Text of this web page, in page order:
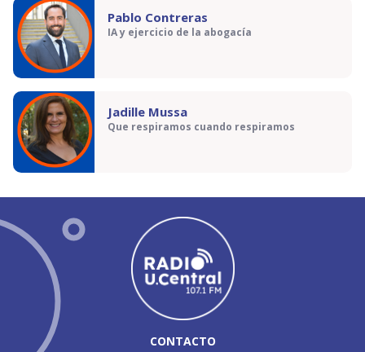
Pablo Contreras
IA y ejercicio de la abogacía
Jadille Mussa
Que respiramos cuando respiramos
CONTACTO